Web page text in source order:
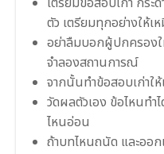
ตัว เตรียมทุกอย่างให้เ
อย่าลืมบอกผู้ปกครองใ
จำลองสถานการณ์
จากนั้นทำข้อสอบเก่าใ
วัดผลตัวเอง ข้อไหนทำ
ไหนอ่อน
ถ้าบทไหนถนัด และออก